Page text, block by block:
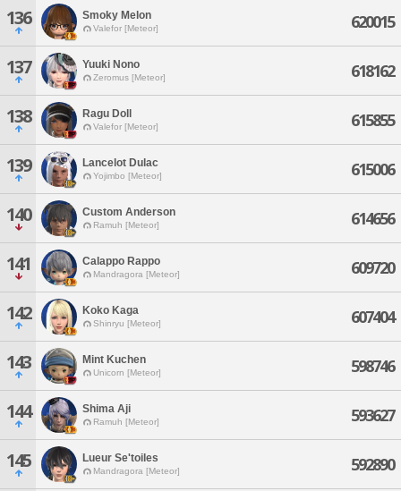
136 Smoky Melon
Valefor [Meteor] 620015
137 Yuuki Nono
Zeromus [Meteor] 618162
138 Ragu Doll
Valefor [Meteor] 615855
139 Lancelot Dulac
Yojimbo [Meteor] 615006
140 Custom Anderson
Ramuh [Meteor] 614656
141 Calappo Rappo
Mandragora [Meteor] 609720
142 Koko Kaga
Shinryu [Meteor] 607404
143 Mint Kuchen
Unicorn [Meteor] 598746
144 Shima Aji
Ramuh [Meteor] 593627
145 Lueur Se'toiles
Mandragora [Meteor] 592890